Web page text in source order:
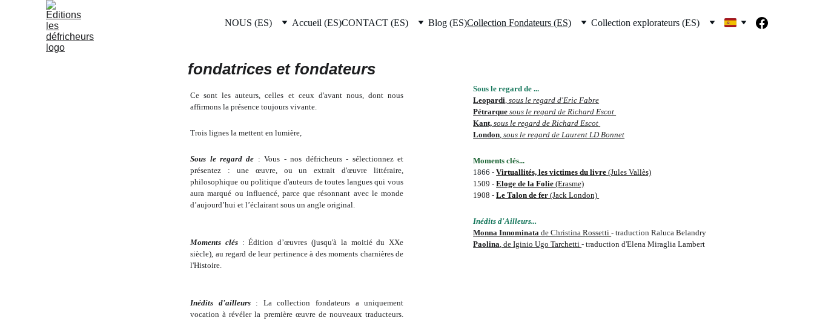
NOUS (ES) Accueil (ES)CONTACT (ES) Blog (ES)Collection Fondateurs (ES) Collection explorateurs (ES)
Ce sont les auteurs, celles et ceux d'avant nous, dont nous
affirmons la présence toujours vivante.
Trois lignes la mettent en lumière,
Sous le regard de : Vous - nos défricheurs - sélectionnez et
présentez : une œuvre, ou un extrait d'œuvre littéraire,
philosophique ou politique d'auteurs de toutes langues qui vous
aura marqué ou influencé, parce que résonnant avec le monde
d’aujourd’hui et l’éclairant sous un angle original.
Moments clés: Édition d’œuvres (jusqu'à la moitié du XXe
siècle), au regard de leur pertinence à des moments charnières de
l'Histoire.
Inédits d'ailleurs: La collection fondateurs a uniquement
vocation à révéler la première œuvre de nouveaux traducteurs.
Sous le regard de ...
Leopardi, sous le regard d'Eric Fabre
Pétrarque sous le regard de Richard Escot
Kant, sous le regard de Richard Escot
London, sous le regard de Laurent LD Bonnet
Moments clés...
1866 - Virtuallités, les victimes du livre (Jules Vallès)
1509 - Eloge de la Folie (Erasme)
1908 - Le Talon de fer (Jack London)
Inédits d'Ailleurs...
Monna Innominata de Christina Rossetti - traduction Raluca Belandry
Paolina, de Iginio Ugo Tarchetti - traduction d'Elena Miraglia Lambert
fondatrices et fondateurs